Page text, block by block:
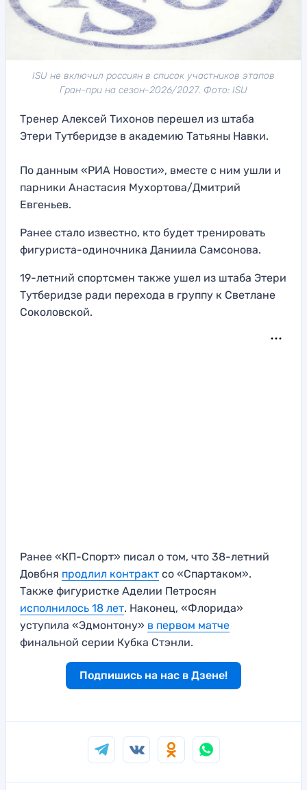
ISU не включил россиян в список участников этапов
Гран-при на сезон-2026/2027. Фото: ISU
Тренер Алексей Тихонов перешел из штаба
Этери Тутберидзе в академию Татьяны Навки.
По данным «РИА Новости», вместе с ним ушли и
парники Анастасия Мухортова/Дмитрий
Евгеньев.
Ранее стало известно, кто будет тренировать
фигуриста-одиночника Даниила Самсонова.
19-летний спортсмен также ушел из штаба Этери
Тутберидзе ради перехода в группу к Светлане
Соколовской.
Ранее «КП-Спорт» писал о том, что 38-летний
Довбня продлил контракт со «Спартаком».
Также фигуристке Аделии Петросян
исполнилось 18 лет. Наконец, «Флорида»
уступила «Эдмонтону» в первом матче
финальной серии Кубка Стэнли.
Подпишись на нас в Дзене!